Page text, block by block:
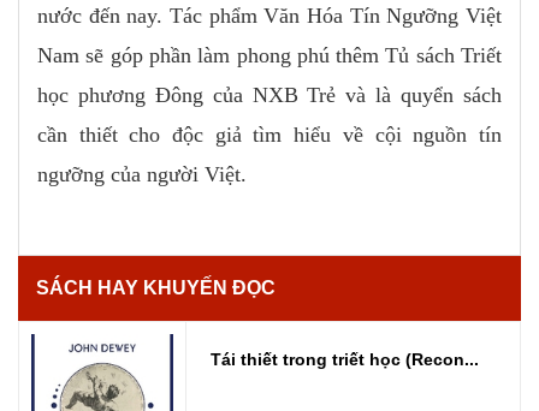
nước đến nay. Tác phẩm Văn Hóa Tín Ngưỡng Việt
Nam sẽ góp phần làm phong phú thêm Tủ sách Triết
học phương Đông của NXB Trẻ và là quyển sách
cần thiết cho độc giả tìm hiểu về cội nguồn tín
ngưỡng của người Việt.
SÁCH HAY KHUYẾN ĐỌC
Tái thiết trong triết học (Recon...